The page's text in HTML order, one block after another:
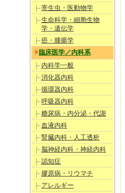
寄生虫・医動物学
生命科学・細胞生物
学・遺伝学
癌・腫瘍学
臨床医学／内科系
内科学一般
消化器内科
循環器内科
呼吸器内科
糖尿病・内分泌・代謝
血液内科
腎臓内科・人工透析
脳神経内科・神経内科
認知症
膠原病・リウマチ
アレルギー